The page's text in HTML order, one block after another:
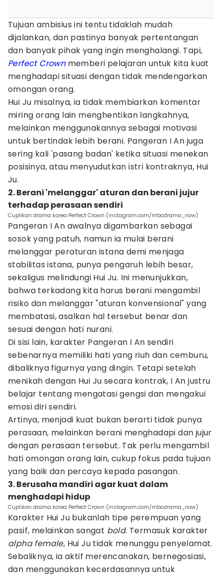
Tujuan ambisius ini tentu tidaklah mudah
dijalankan, dan pastinya banyak pertentangan
dan banyak pihak yang ingin menghalangi. Tapi,
Perfect Crown memberi pelajaran untuk kita kuat
menghadapi situasi dengan tidak mendengarkan
omongan orang.
Hui Ju misalnya, ia tidak membiarkan komentar
miring orang lain menghentikan langkahnya,
melainkan menggunakannya sebagai motivasi
untuk bertindak lebih berani. Pangeran I An juga
sering kali 'pasang badan' ketika situasi menekan
posisinya, atau menyudutkan istri kontraknya, Hui
Ju.
2. Berani 'melanggar' aturan dan berani jujur
terhadap perasaan sendiri
Cuplikan drama korea Perfect Crown (instagram.com/mbcdrama_now)
Pangeran I An awalnya digambarkan sebagai
sosok yang patuh, namun ia mulai berani
melanggar peraturan istana demi menjaga
stabilitas istana, punya pengaruh lebih besar,
sekaligus melindungi Hui Ju. Ini menunjukkan,
bahwa terkadang kita harus berani mengambil
risiko dan melanggar "aturan konvensional" yang
membatasi, asalkan hal tersebut benar dan
sesuai dengan hati nurani.
Di sisi lain, karakter Pangeran I An sendiri
sebenarnya memiliki hati yang riuh dan cemburu,
dibaliknya figurnya yang dingin. Tetapi setelah
menikah dengan Hui Ju secara kontrak, I An justru
belajar tentang mengatasi gengsi dan mengakui
emosi diri sendiri.
Artinya, menjadi kuat bukan berarti tidak punya
perasaan, melainkan berani menghadapi dan jujur
dengan perasaan tersebut. Tak perlu mengambil
hati omongan orang lain, cukup fokus pada tujuan
yang baik dan percaya kepada pasangan.
3. Berusaha mandiri agar kuat dalam
menghadapi hidup
Cuplikan drama korea Perfect Crown (instagram.com/mbcdrama_now)
Karakter Hui Ju bukanlah tipe perempuan yang
pasif, melainkan sangat bold. Termasuk karakter
alpha female, Hui Ju tidak menunggu penyelamat.
Sebaliknya, ia aktif merencanakan, bernegosiasi,
dan menggunakan kecerdasannya untuk